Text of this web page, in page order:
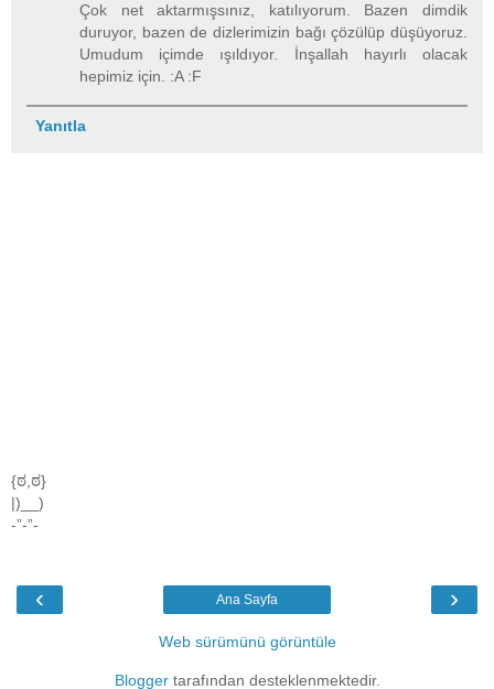
Çok net aktarmışsınız, katılıyorum. Bazen dimdik
duruyor, bazen de dizlerimizin bağı çözülüp düşüyoruz.
Umudum içimde ışıldıyor. İnşallah hayırlı olacak
hepimiz için. :A :F
Yanıtla
{ಠ,ಠ}
|)__)
-”-”-
‹ ›
Ana Sayfa
Web sürümünü görüntüle
Bloggertarafından desteklenmektedir.